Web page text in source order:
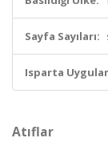
Sayfa Sayıları:
Isparta
Atıflar